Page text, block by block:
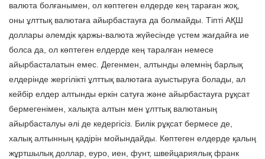
валюта болғанымен, ол көптеген елдерде кең тараған жоқ,
оны ұлттық валютаға айырбастауға да болмайды. Тіпті АҚШ
доллары әлемдік қаржы-валюта жүйесінде үстем жағдайға ие
болса да, ол көптеген елдерде кең таралған немесе
айырбасталатын емес. Дегенмен, алтынды әлемнің барлық
елдерінде жергілікті ұлттық валютаға ауыстыруға болады, ал
кейбір елдер алтынды еркін сатуға және айырбастауға рұқсат
бермегенімен, халықта алтын мен ұлттық валютаның
айырбасталуы әлі де кедергісіз. Билік рұқсат бермесе де,
халық алтынның қадірін мойындайды. Көптеген елдерде қалың
жұртшылық доллар, еуро, иен, фунт, швейцариялық франк